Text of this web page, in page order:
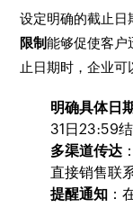
设定明确的截止日
限制能够促使客户
止日期时，企业可
明确具体日
31日23:59结
多渠道传达
直接销售联
提醒通知 ：